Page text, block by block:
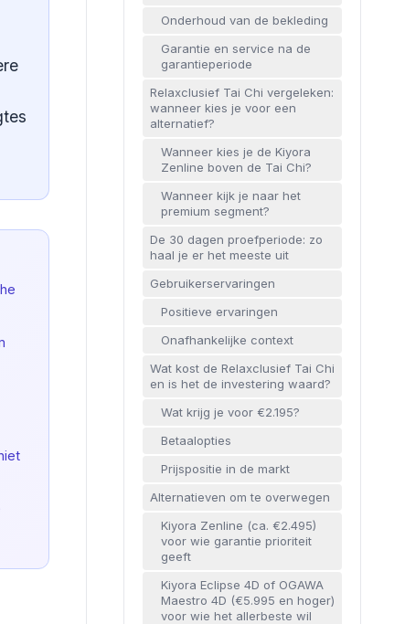
Onderhoud van de bekleding
Garantie en service na de
garantieperiode
Relaxclusief Tai Chi vergeleken:
wanneer kies je voor een
alternatief?
Wanneer kies je de Kiyora
Zenline boven de Tai Chi?
Wanneer kijk je naar het
premium segment?
De 30 dagen proefperiode: zo
haal je er het meeste uit
Gebruikerservaringen
Positieve ervaringen
Onafhankelijke context
Wat kost de Relaxclusief Tai Chi
en is het de investering waard?
Wat krijg je voor €2.195?
Betaalopties
Prijspositie in de markt
Alternatieven om te overwegen
Kiyora Zenline (ca. €2.495)
voor wie garantie prioriteit
geeft
Kiyora Eclipse 4D of OGAWA
Maestro 4D (€5.995 en hoger)
voor wie het allerbeste wil